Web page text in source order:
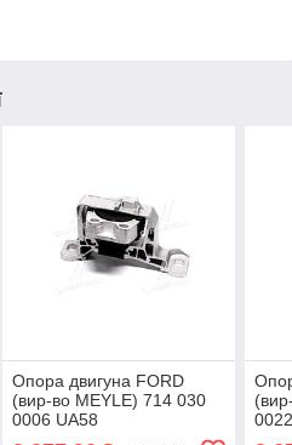
Опора двигуна FORD
(вир-во MEYLE) 714 030
0006 UA58